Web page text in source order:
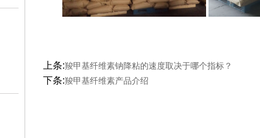
上条:羧甲基纤维素钠降粘的速度取决于哪个指标？
下条:羧甲基纤维素产品介绍